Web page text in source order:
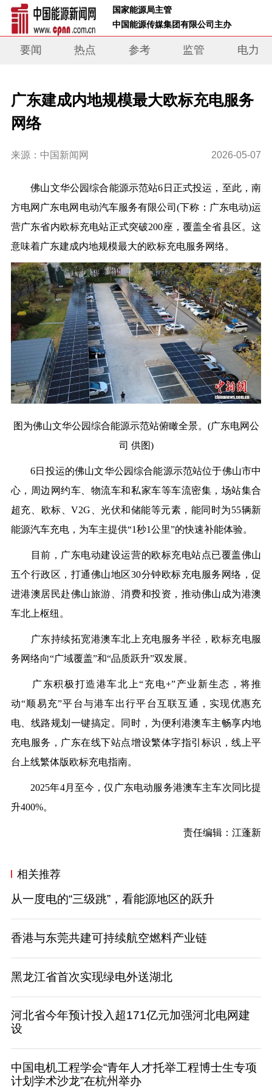
国家能源局主管
中国能源传媒集团有限公司主办
要闻 热点 参考 监管 电力
广东建成内地规模最大欧标充电服务
网络
来源：中国新闻网 2026-05-07
佛山文华公园综合能源示范站6日正式投运，至此，南
方电网广东电网电动汽车服务有限公司(下称：广东电动)运
营广东省内欧标充电站正式突破200座，覆盖全省县区。这
意味着广东建成内地规模最大的欧标充电服务网络。
图为佛山文华公园综合能源示范站俯瞰全景。(广东电网公
司 供图)
6日投运的佛山文华公园综合能源示范站位于佛山市中
心，周边网约车、物流车和私家车等车流密集，场站集合
超充、欧标、V2G、光伏和储能等元素，能同时为55辆新
能源汽车充电，为车主提供“1秒1公里”的快速补能体验。
目前，广东电动建设运营的欧标充电站点已覆盖佛山
五个行政区，打通佛山地区30分钟欧标充电服务网络，促
进港澳居民赴佛山旅游、消费和投资，推动佛山成为港澳
车北上枢纽。
广东持续拓宽港澳车北上充电服务半径，欧标充电服
务网络向“广域覆盖”和“品质跃升”双发展。
广东积极打造港车北上“充电+”产业新生态，将推
动“顺易充”平台与港车出行平台互联互通，实现优惠充
电、线路规划一键搞定。同时，为便利港澳车主畅享内地
充电服务，广东在线下站点增设繁体字指引标识，线上平
台上线繁体版欧标充电指南。
2025年4月至今，仅广东电动服务港澳车主车次同比提
升400%。
责任编辑：江蓬新
相关推荐
从一度电的“三级跳”，看能源地区的跃升
香港与东莞共建可持续航空燃料产业链
黑龙江省首次实现绿电外送湖北
河北省今年预计投入超171亿元加强河北电网建
设
中国电机工程学会“青年人才托举工程博士生专项
计划学术沙龙”在杭州举办